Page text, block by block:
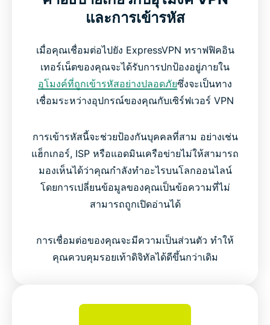
และการเข้ารหัส
เมื่อคุณเชื่อมต่อไปยัง ExpressVPN ทราฟฟิคอิน
เทอร์เน็ตของคุณจะได้รับการปกป้องอยู่ภายใน
อุโมงค์ที่ถูกเข้ารหัสอย่างปลอดภัยซึ่งจะเป็นทาง
เชื่อมระหว่างอุปกรณ์ของคุณกับเซิร์ฟเวอร์ VPN
การเข้ารหัสนี้จะช่วยป้องกันบุคคลที่สาม อย่างเช่น
แฮ็กเกอร์, ISP หรือแอดมินเครือข่ายไม่ให้สามารถ
มองเห็นได้ว่าคุณกำลังทำอะไรบนโลกออนไลน์
โดยการเปลี่ยนข้อมูลของคุณเป็นข้อความที่ไม่
สามารถถูกเปิดอ่านได้
การเชื่อมต่อของคุณจะมีความเป็นส่วนตัว ทำให้
คุณควบคุมรอยเท้าดิจิทัลได้ดีขึ้นกว่าเดิม